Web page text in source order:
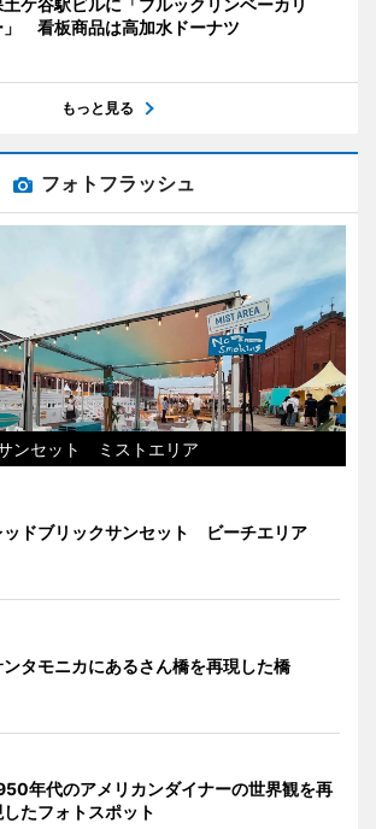
土ケ谷駅ビルに「ブルックリンベーカリ
」 看板商品は高加水ドーナツ
もっと見る
フォトフラッシュ
ンセット ミストエリア
ッドブリックサンセット ビーチエリア
ンタモニカにあるさん橋を再現した橋
年代のアメリカンダイナーの世界観を再
したフォトスポット